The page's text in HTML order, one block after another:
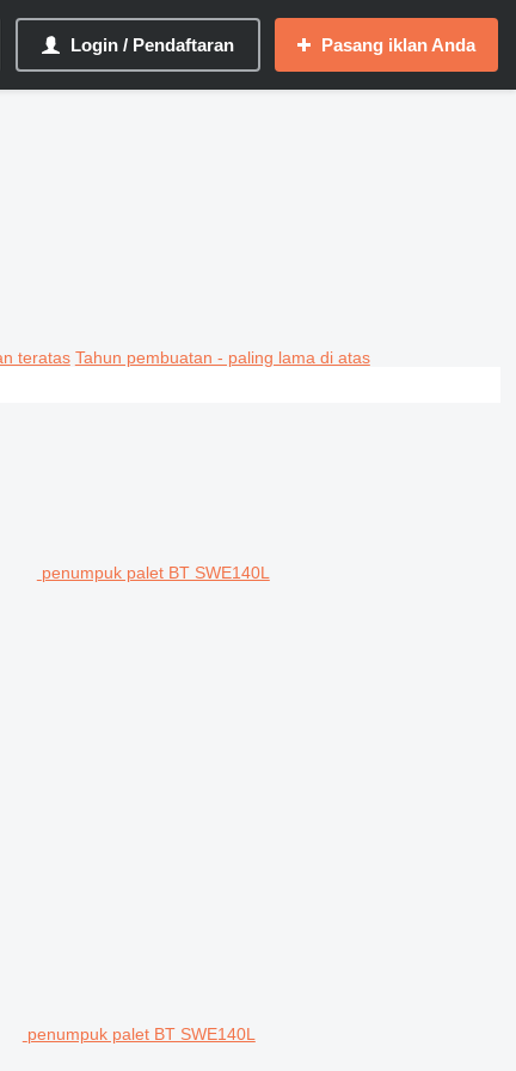
Login / Pendaftaran Pasang iklan Anda
teratas Tahun pembuatan - paling lama di atas
penumpuk palet BT SWE140L
penumpuk palet BT SWE140L